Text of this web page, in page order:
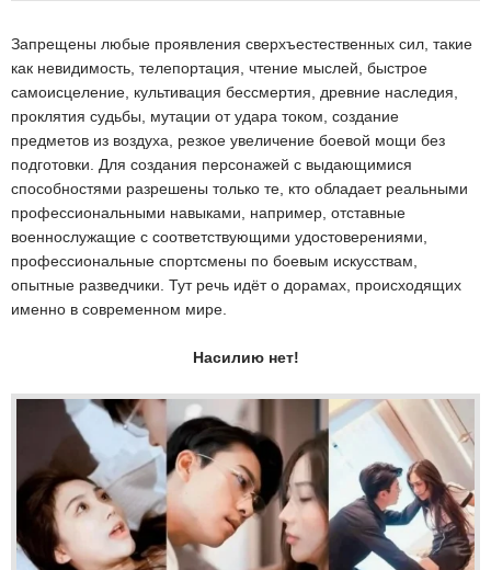
Запрещены любые проявления сверхъестественных сил, такие
как невидимость, телепортация, чтение мыслей, быстрое
самоисцеление, культивация бессмертия, древние наследия,
проклятия судьбы, мутации от удара током, создание
предметов из воздуха, резкое увеличение боевой мощи без
подготовки. Для создания персонажей с выдающимися
способностями разрешены только те, кто обладает реальными
профессиональными навыками, например, отставные
военнослужащие с соответствующими удостоверениями,
профессиональные спортсмены по боевым искусствам,
опытные разведчики. Тут речь идёт о дорамах, происходящих
именно в современном мире.
Насилию нет!